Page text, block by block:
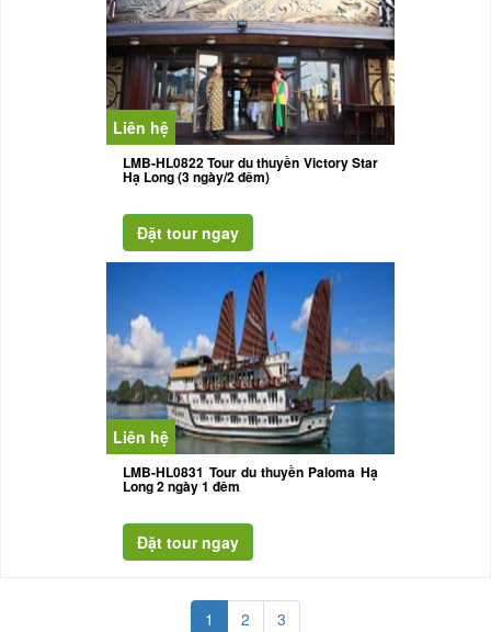
Liên hệ
LMB-HL0822 Tour du thuyền Victory Star
Hạ Long (3 ngày/2 đêm)
Liên hệ
LMB-HL0831 Tour du thuyền Paloma Hạ
Long 2 ngày 1 đêm
1 2 3